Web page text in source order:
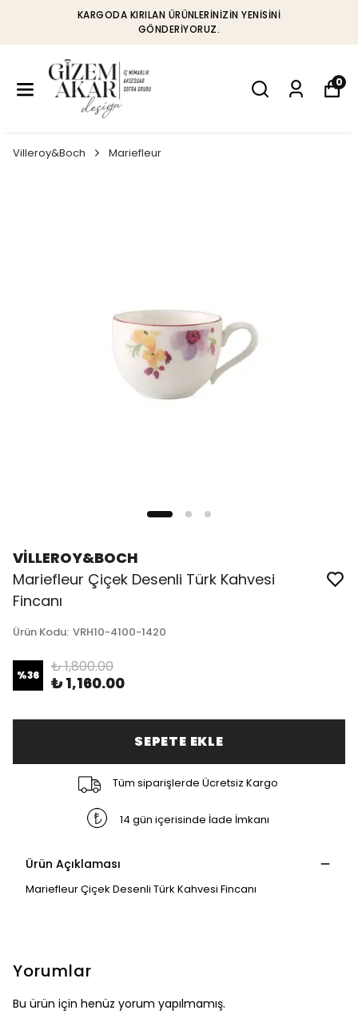
KARGODA KIRILAN ÜRÜNLERINIZIN YENISINI
GÖNDERIYORUZ.
0
Villeroy&Boch Mariefleur
VİLLEROY&BOCH
Mariefleur Çiçek Desenli Türk Kahvesi
Fincanı
Ürün Kodu: VRH10-4100-1420
%36 ₺ 1,800.00
₺ 1,160.00
SEPETE EKLE
Tüm siparişlerde Ücretsiz Kargo
14 gün içerisinde İade İmkanı
Ürün Açıklaması
Mariefleur Çiçek Desenli Türk Kahvesi Fincanı
Yorumlar
Bu ürün için henüz yorum yapılmamış.